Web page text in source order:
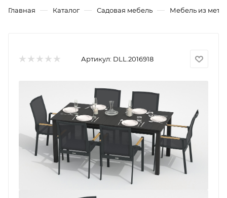
Главная — Каталог — Садовая мебель — Мебель из
Артикул: DLL.2016918